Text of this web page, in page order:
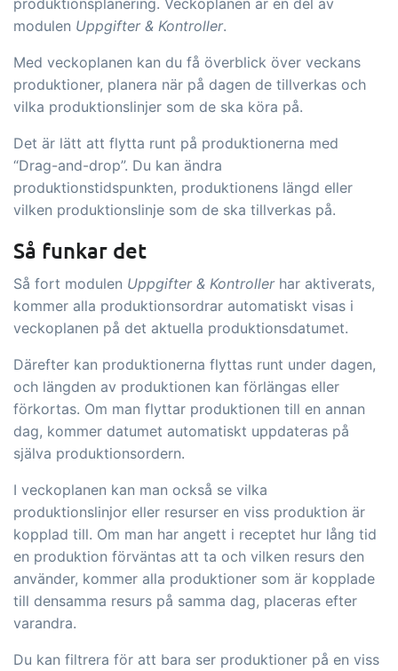
B2B Commerce kan fungera som en
B2B-webbshop för dina kunder
Uppgifter & Kontroller
Få mottagningskontroll,
temperaturkontroller och kritiska
kontrollpunkter integrerade i din
orderhantering – helt digitalt
Tillägg
Power Pack
Skapa din egen uppsättning av
dokument och etiketter, sidvisningar,
datautdrag, rapporter och inbäddad
dashboard!
Tillägg
Connect
Connect erbjuder många alternativ för
automatisering och anpassade flöden
med utbyte av filer och data mellan
tracezilla och externa system och
produktionsplanering. Veckoplanen är en del av
modulen Uppgifter & Kontroller.
Med veckoplanen kan du få överblick över veckans
produktioner, planera när på dagen de tillverkas och
vilka produktionslinjer som de ska köra på.
Det är lätt att flytta runt på produktionerna med
“Drag-and-drop”. Du kan ändra
produktionstidspunkten, produktionens längd eller
vilken produktionslinje som de ska tillverkas på.
Så funkar det
Så fort modulen Uppgifter & Kontrollerhar aktiverats,
kommer alla produktionsordrar automatiskt visas i
veckoplanen på det aktuella produktionsdatumet.
Därefter kan produktionerna flyttas runt under dagen,
och längden av produktionen kan förlängas eller
förkortas. Om man flyttar produktionen till en annan
dag, kommer datumet automatiskt uppdateras på
själva produktionsordern.
I veckoplanen kan man också se vilka
produktionslinjor eller resurser en viss produktion är
kopplad till. Om man har angett i receptet hur lång tid
en produktion förväntas att ta och vilken resurs den
använder, kommer alla produktioner som är kopplade
till densamma resurs på samma dag, placeras efter
varandra.
Du kan filtrera för att bara ser produktioner på en viss